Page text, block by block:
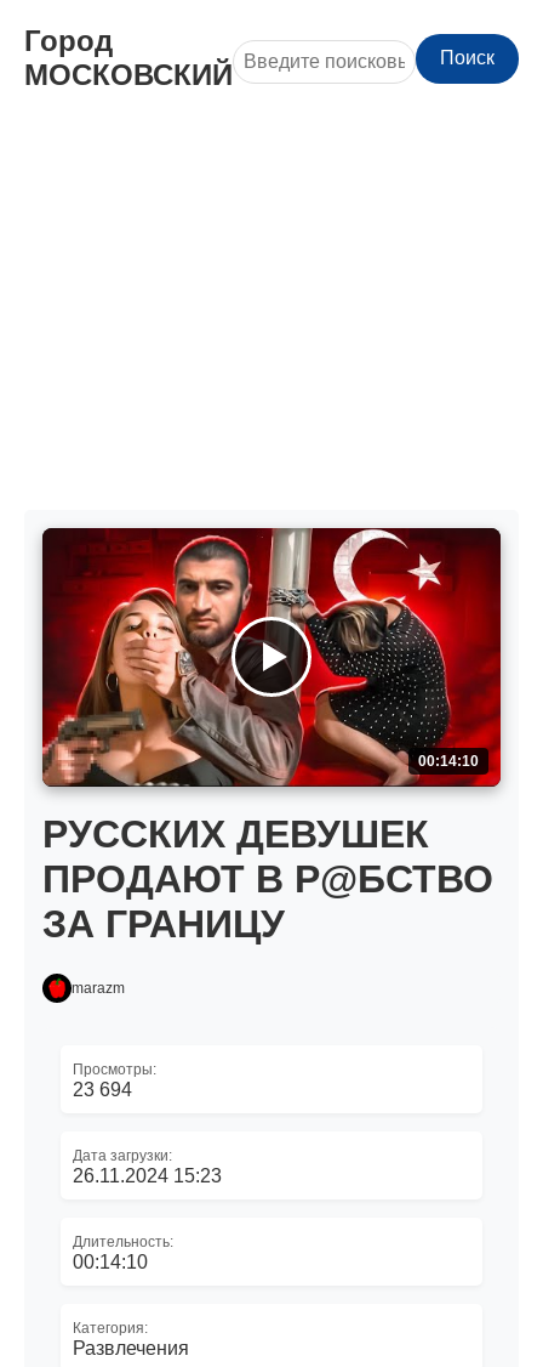
Город
МОСКОВСКИЙ
Поиск
00:14:10
РУССКИХ ДЕВУШЕК
ПРОДАЮТ В Р@БСТВО
ЗА ГРАНИЦУ
marazm
Просмотры:
23 694
Дата загрузки:
26.11.2024 15:23
Длительность:
00:14:10
Категория:
Развлечения